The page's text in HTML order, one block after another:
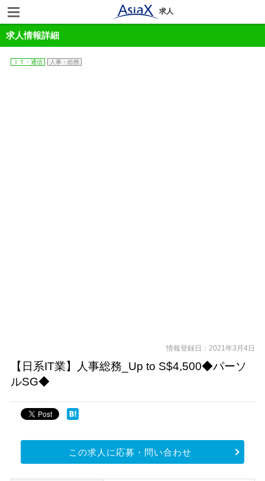
求人
求人情報詳細
ＩＴ・通信 人事・総務
情報登録日：2021年3月4日
【日系IT業】人事総務_Up to S$4,500◆パーソ
ルSG◆
この求人に応募・問い合わせ